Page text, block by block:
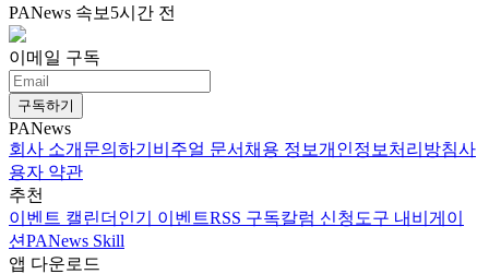
PANews 속보 5시간 전
이메일 구독
구독하기
PANews
회사 소개 문의하기 비주얼 문서 채용 정보개인정보처리방침사
용자 약관
추천
이벤트 캘린더 인기 이벤트RSS 구독칼럼 신청 도구 내비게이
션PANews Skill
앱 다운로드